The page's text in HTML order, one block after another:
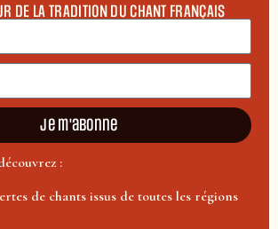
DE LA TRADITION DU CHANT FRANÇAIS
Je m'abonne
:
de chants issus de toutes les régions